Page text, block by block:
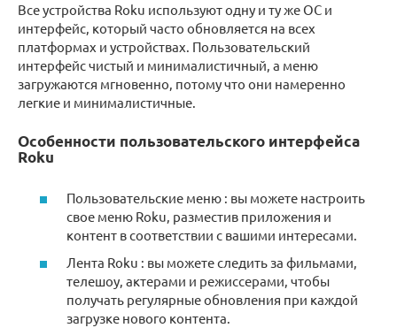
Все устройства Roku используют одну и ту же ОС и
интерфейс, который часто обновляется на всех
платформах и устройствах. Пользовательский
интерфейс чистый и минималистичный, а меню
загружаются мгновенно, потому что они намеренно
легкие и минималистичные.
Особенности пользовательского интерфейса
Roku
Пользовательские меню : вы можете настроить
свое меню Roku, разместив приложения и
контент в соответствии с вашими интересами.
Лента Roku : вы можете следить за фильмами,
телешоу, актерами и режиссерами, чтобы
получать регулярные обновления при каждой
загрузке нового контента.